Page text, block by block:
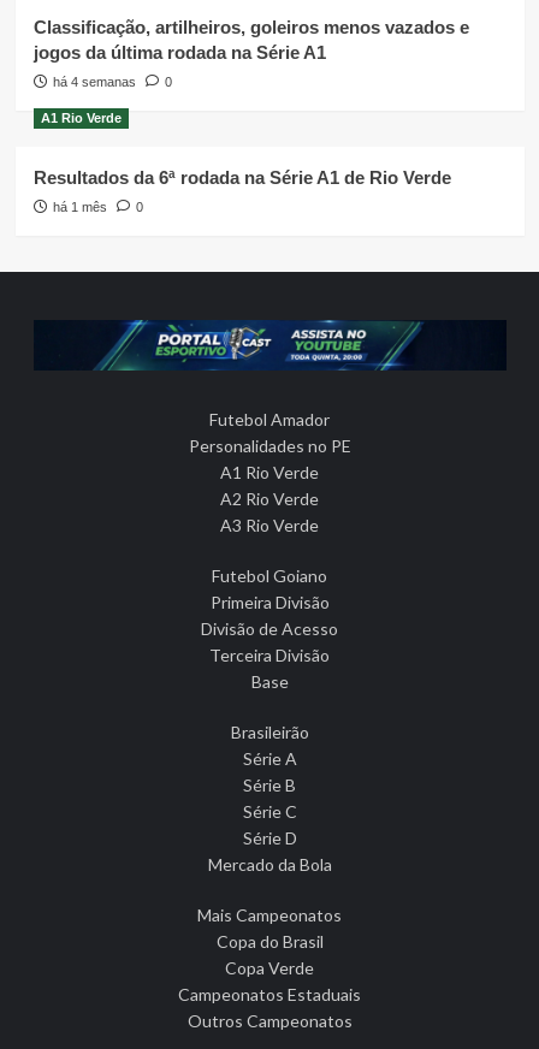
Classificação, artilheiros, goleiros menos vazados e
jogos da última rodada na Série A1
há 4 semanas 0
A1 Rio Verde
Resultados da 6ª rodada na Série A1 de Rio Verde
há 1 mês 0
Futebol Amador
Personalidades no PE
A1 Rio Verde
A2 Rio Verde
A3 Rio Verde
Futebol Goiano
Primeira Divisão
Divisão de Acesso
Terceira Divisão
Base
Brasileirão
Série A
Série B
Série C
Série D
Mercado da Bola
Mais Campeonatos
Copa do Brasil
Copa Verde
Campeonatos Estaduais
Outros Campeonatos